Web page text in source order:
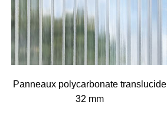
Panneaux polycarbonate translucide
32 mm